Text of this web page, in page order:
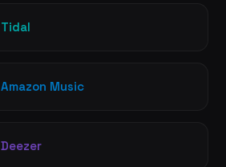
Tidal
Amazon Music
Deezer